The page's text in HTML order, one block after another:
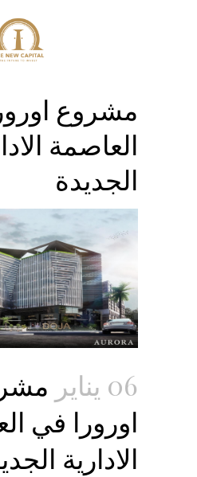
مشروع
العاصمة
الجديدة
06 يناير
اورورا في
الادارية